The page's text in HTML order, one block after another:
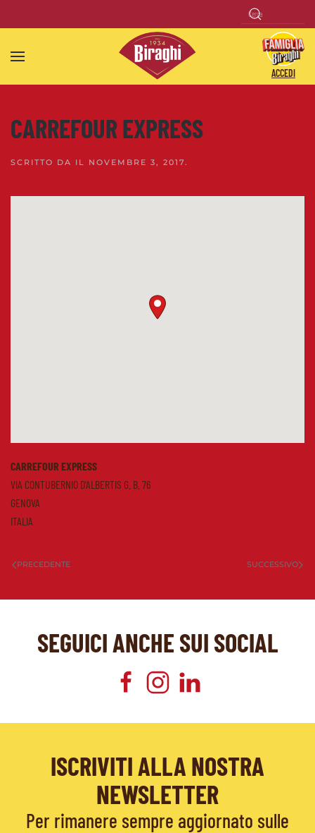
Skip to main content
ACCEDI
CARREFOUR EXPRESS
SCRITTO DA IL NOVEMBRE 3, 2017.
CARREFOUR EXPRESS
VIA CONTUBERNIO D'ALBERTIS G. B. 76
GENOVA
ITALIA
PRECEDENTE SUCCESSIVO
SEGUICI ANCHE SUI SOCIAL
ISCRIVITI ALLA NOSTRA
NEWSLETTER
Per rimanere sempre aggiornato sulle